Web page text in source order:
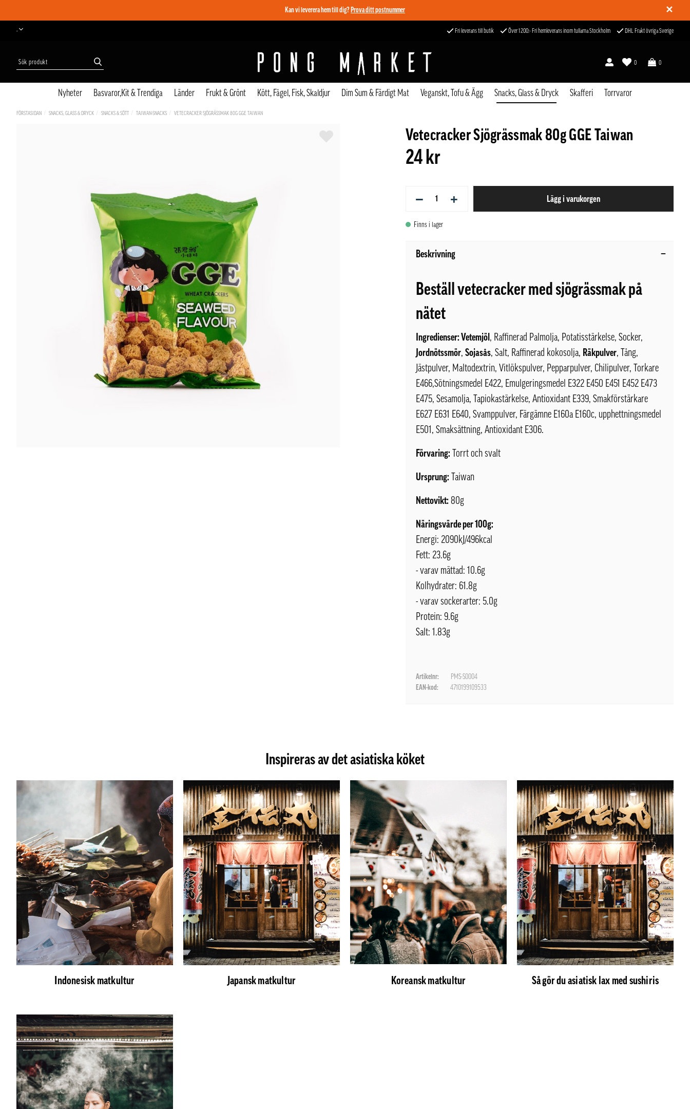
✕
Kan vi leverera hem till dig? Prova ditt postnummer
- Fri leverans till butik Över 1200:- Fri hemleverans inom tullarna Stockholm DHL Frakt övriga Sverige
0
0
Nyheter Basvaror,Kit & Trendiga Länder Frukt & Grönt Kött, Fågel, Fisk, Skaldjur Dim Sum & Färdigt Mat Veganskt, Tofu & Ägg Snacks, Glass & Dryck Skafferi Torrvaror
FÖRSTASIDAN SNACKS, GLASS & DRYCK SNACKS & SÖTT TAIWAN-SNACKS VETECRACKER SJÖGRÄSSMAK 80G GGE TAIWAN
Vetecracker Sjögrässmak 80g GGE Taiwan
24 kr
− + Lägg i varukorgen
Finns i lager
Beskrivning
Beställ vetecracker med sjögrässmak på
nätet
Ingredienser: Vetemjöl , Raffinerad Palmolja, Potatisstärkelse, Socker,
Jordnötssmör,Sojasås, Salt, Raffinerad kokosolja, Räkpulver, Tång,
Jästpulver, Maltodextrin, Vitlökspulver, Pepparpulver, Chilipulver, Torkare
E466,Sötningsmedel E422, Emulgeringsmedel E322 E450 E451 E452 E473
E475, Sesamolja, Tapiokastärkelse, Antioxidant E339, Smakförstärkare
E627 E631 E640, Svamppulver, Färgämne E160a E160c, upphettningsmedel
E501, Smaksättning, Antioxidant E306.
Förvaring: Torrt och svalt
Ursprung: Taiwan
Nettovikt: 80g
Näringsvärde per 100g:
Energi: 2090kJ/496kcal
Fett: 23.6g
- varav mättad: 10.6g
Kolhydrater: 61.8g
- varav sockerarter: 5.0g
Protein: 9.6g
Salt: 1.83g
Artikelnr:
PMS-S0004
EAN-kod:
4710199109533
Inspireras av det asiatiska köket
Indonesisk matkultur Japansk matkultur Koreansk matkultur Så gör du asiatisk lax med sushiris